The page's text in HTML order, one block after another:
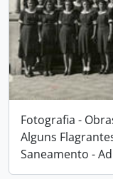
Fotografia -
Alguns
Saneamento -